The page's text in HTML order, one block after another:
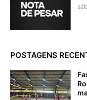
POSTAGENS